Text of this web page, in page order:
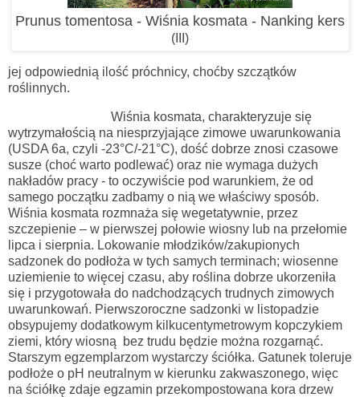
Prunus tomentosa - Wiśnia kosmata - Nanking kers
(III)
jej odpowiednią ilość próchnicy, choćby szczątków
roślinnych.
Wiśnia kosmata, charakteryzuje się
wytrzymałością na niesprzyjające zimowe uwarunkowania
(USDA 6a, czyli -23°C/-21°C), dość dobrze znosi czasowe
susze (choć warto podlewać) oraz nie wymaga dużych
nakładów pracy - to oczywiście pod warunkiem, że od
samego początku zadbamy o nią we właściwy sposób.
Wiśnia kosmata rozmnaża się wegetatywnie, przez
szczepienie – w pierwszej połowie wiosny lub na przełomie
lipca i sierpnia. Lokowanie młodzików/zakupionych
sadzonek do podłoża w tych samych terminach; wiosenne
uziemienie to więcej czasu, aby roślina dobrze ukorzeniła
się i przygotowała do nadchodzących trudnych zimowych
uwarunkowań. Pierwszoroczne sadzonki w listopadzie
obsypujemy dodatkowym kilkucentymetrowym kopczykiem
ziemi, który wiosną
bez trudu będzie można rozgarnąć.
Starszym egzemplarzom wystarczy ściółka. Gatunek toleruje
podłoże o pH neutralnym w kierunku zakwaszonego, więc
na ściółkę zdaje egzamin przekompostowana kora drzew